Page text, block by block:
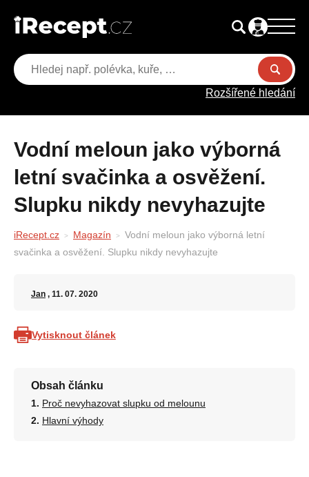
Rozšířené hledání
Vodní meloun jako výborná
letní svačinka a osvěžení.
Slupku nikdy nevyhazujte
iRecept.cz Magazín
Vodní meloun jako výborná letní
svačinka a osvěžení. Slupku nikdy nevyhazujte
Jan , 11. 07. 2020
Vytisknout článek
Obsah článku
Proč nevyhazovat slupku od melounu
Hlavní výhody